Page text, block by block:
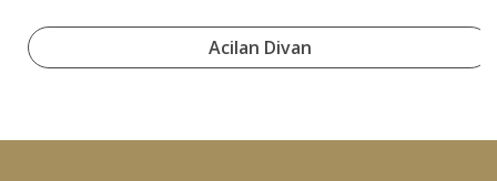
Acilan Divan